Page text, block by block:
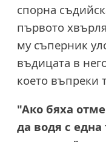
спорна
първото
му съперник
въдицата в
което въпреки
"Ако бяха
да водя с